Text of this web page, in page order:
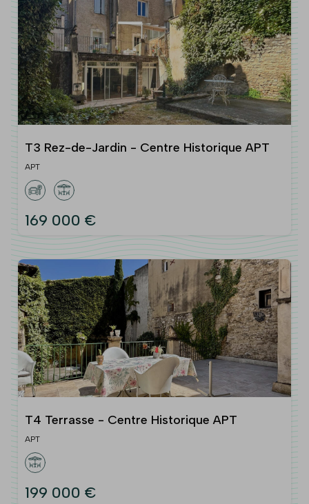
T3 Rez-de-Jardin - Centre Historique APT
APT
169 000 €
T4 Terrasse - Centre Historique APT
APT
199 000 €